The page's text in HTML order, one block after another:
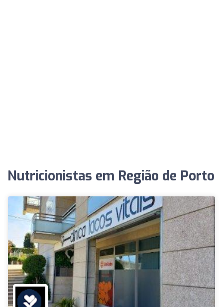
Nutricionistas em Região de Porto